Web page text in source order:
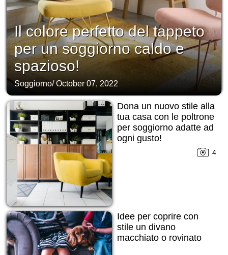
Il colore perfetto del tappeto
per un soggiorno caldo e
spazioso!
Soggiorno/October 07, 2022
Dona un nuovo stile alla
tua casa con le poltrone
per soggiorno adatte ad
ogni gusto!
4
Idee per coprire con
stile un divano
macchiato o rovinato